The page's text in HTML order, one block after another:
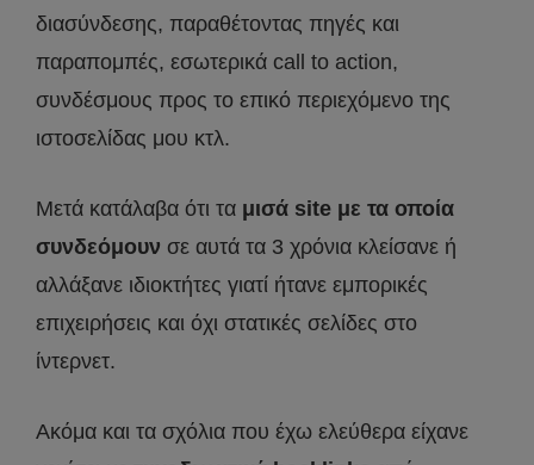
διασύνδεσης, παραθέτοντας πηγές και
παραπομπές, εσωτερικά call to action,
συνδέσμους προς το επικό περιεχόμενο της
ιστοσελίδας μου κτλ.
Μετά κατάλαβα ότι τα μισά site με τα οποία
συνδεόμουν σε αυτά τα 3 χρόνια κλείσανε ή
αλλάξανε ιδιοκτήτες γιατί ήτανε εμπορικές
επιχειρήσεις και όχι στατικές σελίδες στο
ίντερνετ.
Ακόμα και τα σχόλια που έχω ελεύθερα είχανε